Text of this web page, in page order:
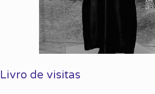
Livro de visitas